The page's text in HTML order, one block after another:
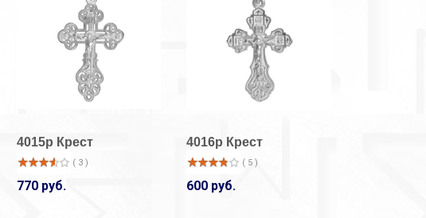
4015р Крест
( 3 )
770 руб.
4016р Крест
( 5 )
600 руб.